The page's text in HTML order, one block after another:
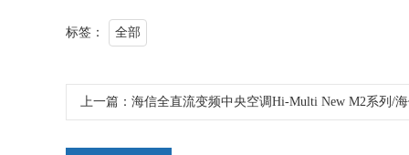
标签： 全部
上一篇： 海信全直流变频中央空调Hi-Multi New M2系列/